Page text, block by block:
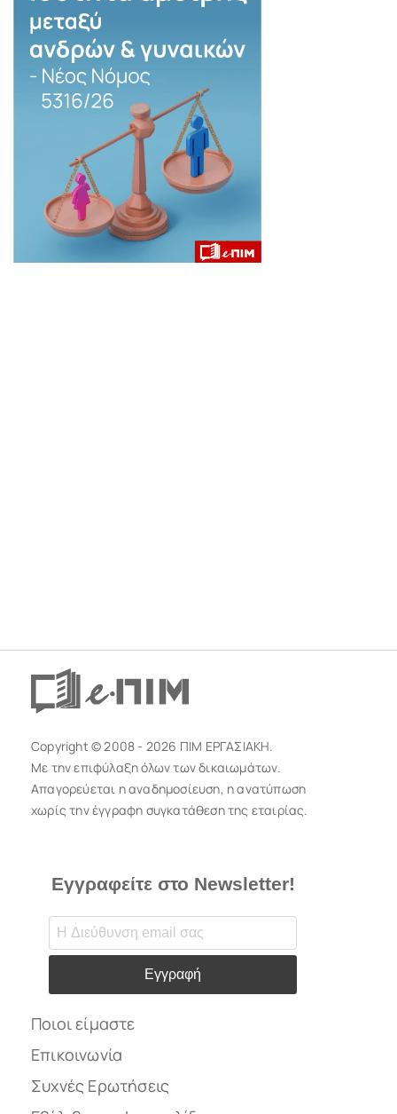
Copyright © 2008 - 2026 ΠΙΜ ΕΡΓΑΣΙΑΚΗ.
Με την επιφύλαξη όλων των δικαιωμάτων.
Απαγορεύεται η αναδημοσίευση, η ανατύπωση
χωρίς την έγγραφη συγκατάθεση της εταιρίας.
Εγγραφείτε στο Newsletter!
Εγγραφή
Ποιοι είμαστε
Επικοινωνία
Συχνές Ερωτήσεις